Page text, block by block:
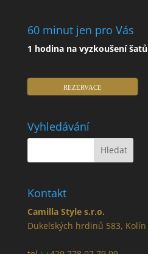
60 minut jen pro Vás
1 hodina na vyzkoušení šatů
REZERVACE
Vyhledávání
Kontakt
Camilla Style s.r.o.
Dukelských hrdinů 583, Kolín